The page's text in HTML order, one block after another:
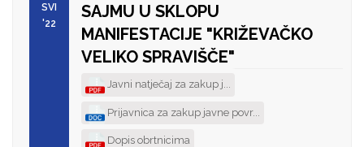
SVI
'22
SAJMU U SKLOPU
MANIFESTACIJE "KRIŽEVAČKO
VELIKO SPRAVIŠČE"
Javni natječaj za zakup j...
Prijavnica za zakup javne povr...
Dopis obrtnicima